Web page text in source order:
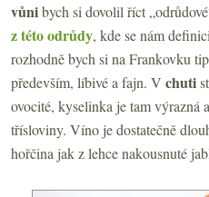
vůnibych si dovolil říct
z této odrůdy, kde se nám
rozhodně bych si na Frankovku
především, líbivé a fajn. V chuti
ovocité, kyselinka je tam výrazná
třísloviny. Víno je dostatečně
hořčina jak z lehce nakousnuté